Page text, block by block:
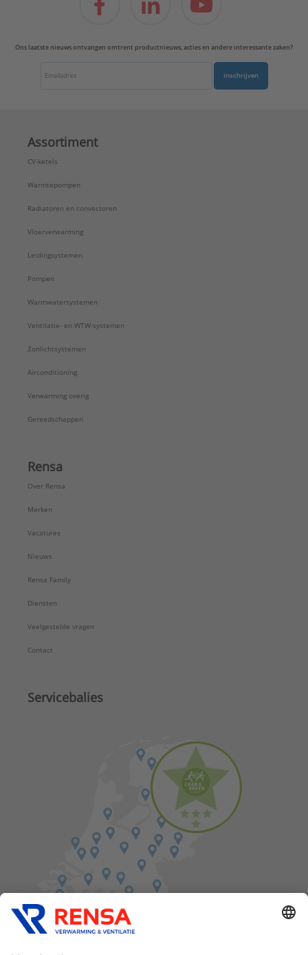
Ons laatste nieuws ontvangen omtrent productnieuws, acties en andere interessante zaken?
Inschrijven
Assortiment
CV-ketels
Warmtepompen
Radiatoren en convectoren
Vloerverwarming
Leidingsystemen
Pompen
Warmwatersystemen
Ventilatie- en WTW-systemen
Zonlichtsystemen
Airconditioning
Verwarming overig
Gereedschappen
Rensa
Over Rensa
Merken
Vacatures
Nieuws
Rensa Family
Diensten
Veelgestelde vragen
Contact
Servicebalies